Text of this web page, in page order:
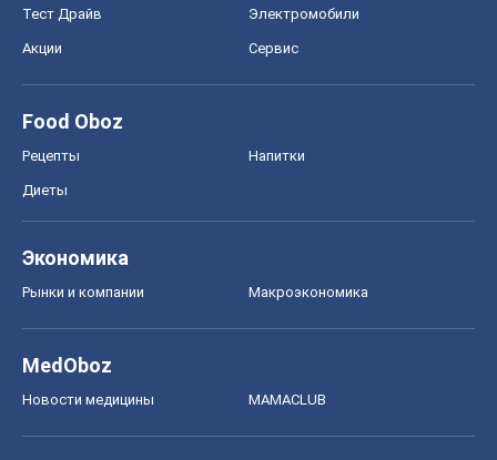
Тест Драйв Электромобили
Акции Сервис
Food Oboz
Рецепты Напитки
Диеты
Экономика
Рынки и компании Mакроэкономика
MedOboz
Новости медицины MAMACLUB